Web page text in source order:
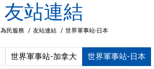
友站連結
為民服務 / 友站連結 / 世界軍事站-日本
世界軍事站-加拿大 世界軍事站-日本